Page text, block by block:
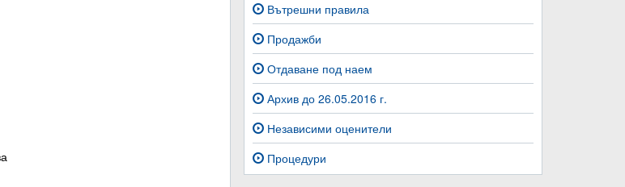
Вътрешни правила
Продажби
Отдаване под наем
Архив до 26.05.2016 г.
Независими оценители
Процедури